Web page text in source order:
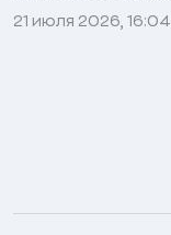
21 июля 2026, 16:04